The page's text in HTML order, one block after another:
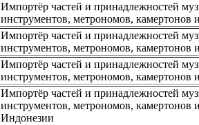
Импортёр частей и принадлежностей
инструментов, метрономов, камертонов
Импортёр частей и принадлежностей
инструментов, метрономов, камертонов
Импортёр частей и принадлежностей
инструментов, метрономов, камертонов
Импортёр частей и принадлежностей
инструментов, метрономов, камертонов
Индонезии